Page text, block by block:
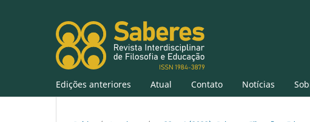
Edições anteriores Atual Contato Notícias